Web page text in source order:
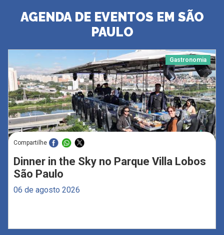
AGENDA DE EVENTOS EM SÃO
PAULO
Gastronomia
Compartilhe
Dinner in the Sky no Parque Villa Lobos
São Paulo
06 de agosto 2026